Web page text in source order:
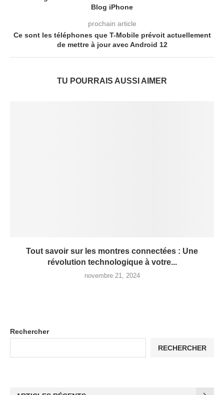
Blog iPhone
prochain article
Ce sont les téléphones que T-Mobile prévoit actuellement
de mettre à jour avec Android 12
TU POURRAIS AUSSI AIMER
Tout savoir sur les montres connectées : Une
révolution technologique à votre...
novembre 21, 2024
Rechercher
RECHERCHER